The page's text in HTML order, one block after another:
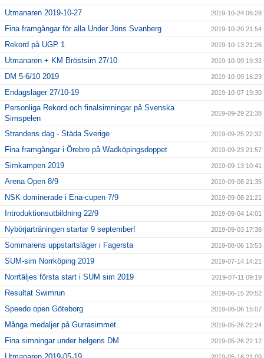
Utmanaren 2019-10-27 2019-10-24 06:28
Fina framgångar för alla Under Jöns Svanberg 2019-10-20 21:54
Rekord på UGP 1 2019-10-13 21:26
Utmanaren + KM Bröstsim 27/10 2019-10-09 19:32
DM 5-6/10 2019 2019-10-09 16:23
Endagsläger 27/10-19 2019-10-07 19:30
Personliga Rekord och finalsimningar på Svenska
Simspelen
2019-09-29 21:38
Strandens dag - Städa Sverige 2019-09-25 22:32
Fina framgångar i Örebro på Wadköpingsdoppet 2019-09-23 21:57
Simkampen 2019 2019-09-13 10:41
Arena Open 8/9 2019-09-08 21:35
NSK dominerade i Ena-cupen 7/9 2019-09-08 21:21
Introduktionsutbildning 22/9 2019-09-04 14:01
Nybörjarträningen startar 9 september! 2019-09-03 17:38
Sommarens uppstartsläger i Fagersta 2019-08-06 13:53
SUM-sim Norrköping 2019 2019-07-14 14:21
Norrtäljes första start i SUM sim 2019 2019-07-11 09:19
Resultat Swimrun 2019-06-15 20:52
Speedo open Göteborg 2019-06-06 15:07
Många medaljer på Gurrasimmet 2019-05-26 22:24
Fina simningar under helgens DM 2019-05-26 22:12